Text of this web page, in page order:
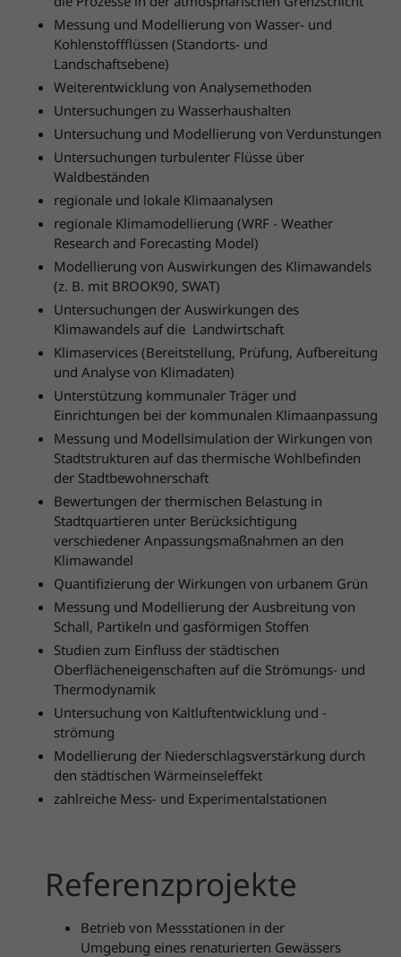
Messung und Modellierung von Wasser- und
Kohlenstoffflüssen (Standorts- und
Landschaftsebene)
Weiterentwicklung von Analysemethoden
Untersuchungen zu Wasserhaushalten
Untersuchung und Modellierung von Verdunstungen
Untersuchungen turbulenter Flüsse über
Waldbeständen
regionale und lokale Klimaanalysen
regionale Klimamodellierung (WRF - Weather
Research and Forecasting Model)
Modellierung von Auswirkungen des Klimawandels
(z. B. mit BROOK90, SWAT)
Untersuchungen der Auswirkungen des
Klimawandels auf die Landwirtschaft
Klimaservices (Bereitstellung, Prüfung, Aufbereitung
und Analyse von Klimadaten)
Unterstützung kommunaler Träger und
Einrichtungen bei der kommunalen Klimaanpassung
Messung und Modellsimulation der Wirkungen von
Stadtstrukturen auf das thermische Wohlbefinden
der Stadtbewohnerschaft
Bewertungen der thermischen Belastung in
Stadtquartieren unter Berücksichtigung
verschiedener Anpassungsmaßnahmen an den
Klimawandel
Quantifizierung der Wirkungen von urbanem Grün
Messung und Modellierung der Ausbreitung von
Schall, Partikeln und gasförmigen Stoffen
Studien zum Einfluss der städtischen
Oberflächeneigenschaften auf die Strömungs- und
Thermodynamik
Untersuchung von Kaltluftentwicklung und -
strömung
Modellierung der Niederschlagsverstärkung durch
den städtischen Wärmeinseleffekt
zahlreiche Mess- und Experimentalstationen
Referenzprojekte
Betrieb von Messstationen in der
Umgebung eines renaturierten Gewässers